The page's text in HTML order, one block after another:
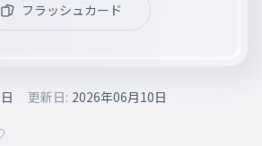
フラッシュカード
更新日: 2026年06月10日